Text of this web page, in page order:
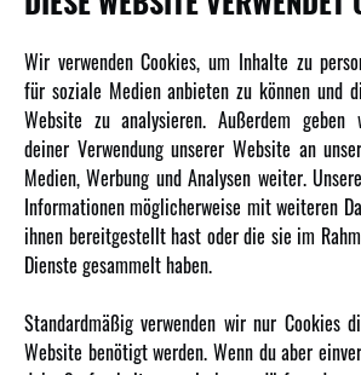
INFORMATIONEN
Newsletter
Über uns
Karriere
Amewi Kataloge
AMXRacing - Qualitäts RC-Zubehör
Wir verwenden Cookies, um Inhalte zu
für soziale Medien anbieten zu können und
Website zu analysieren. Außerdem
deiner Verwendung unserer Website an
Medien, Werbung und Analysen weiter.
Informationen möglicherweise mit weiteren
ihnen bereitgestellt hast oder die sie im
Dienste gesammelt haben.
Standardmäßig verwenden wir nur Cookies
Website benötigt werden. Wenn du aber